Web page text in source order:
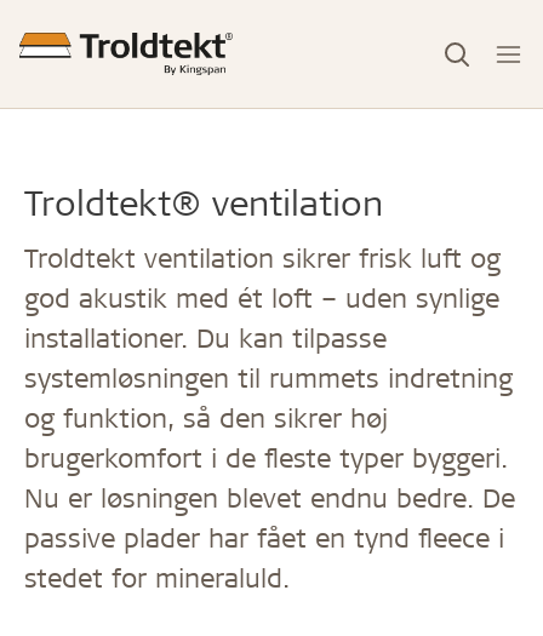
Troldtekt® ventilation
Troldtekt ventilation sikrer frisk luft og
god akustik med ét loft – uden synlige
installationer. Du kan tilpasse
systemløsningen til rummets indretning
og funktion, så den sikrer høj
brugerkomfort i de fleste typer byggeri.
Nu er løsningen blevet endnu bedre. De
passive plader har fået en tynd fleece i
stedet for mineraluld.